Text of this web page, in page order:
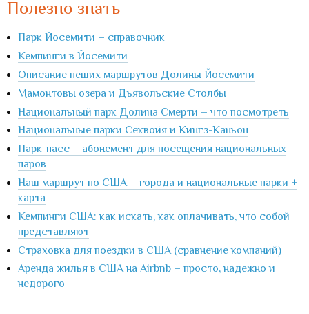
Полезно знать
Парк Йосемити – справочник
Кемпинги в Йосемити
Описание пеших маршрутов Долины Йосемити
Мамонтовы озера и Дьявольские Столбы
Национальный парк Долина Смерти – что посмотреть
Национальные парки Секвойя и Кингз-Каньон
Парк-пасс – абонемент для посещения национальных
паров
Наш маршрут по США – города и национальные парки +
карта
Кемпинги США: как искать, как оплачивать, что собой
представляют
Страховка для поездки в США (сравнение компаний)
Аренда жилья в США на Airbnb – просто, надежно и
недорого